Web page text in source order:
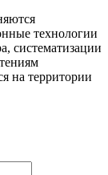
технологии
систематизации
на территории